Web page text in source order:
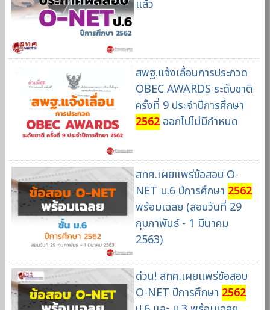
แล้ว
สพฐ.แจ้งเลื่อนการประกวด
OBEC AWARDS ระดับชาติ
ครั้งที่ 9 ประจำปีการศึกษา
2562ออกไปไม่มีกำหนด
สทศ.เผยแพร่ข้อสอบ O-
NET ม.6 ปีการศึกษา 2562
พร้อมเฉลย (สอบวันที่ 29
กุมภาพันธ์ - 1 มีนาคม
2563)
ด่วน! สทศ.เผยแพร่ข้อสอบ
O-NET ปีการศึกษา 2562